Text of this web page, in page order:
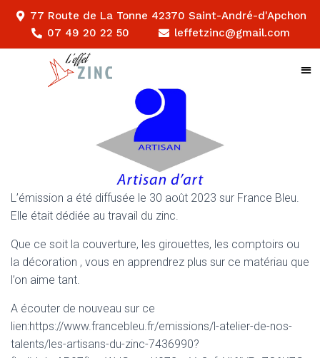
77 Route de La Tonne 42370 Saint-André-d'Apchon
07 49 20 22 50
leffetzinc@gmail.com
L’émission a été diffusée le 30 août 2023 sur France Bleu.
Elle était dédiée au travail du zinc.
Que ce soit la couverture, les girouettes, les comptoirs ou
la décoration , vous en apprendrez plus sur ce matériau que
l’on aime tant.
A écouter de nouveau sur ce
lien:https://www.francebleu.fr/emissions/l-atelier-de-nos-
talents/les-artisans-du-zinc-7436990?